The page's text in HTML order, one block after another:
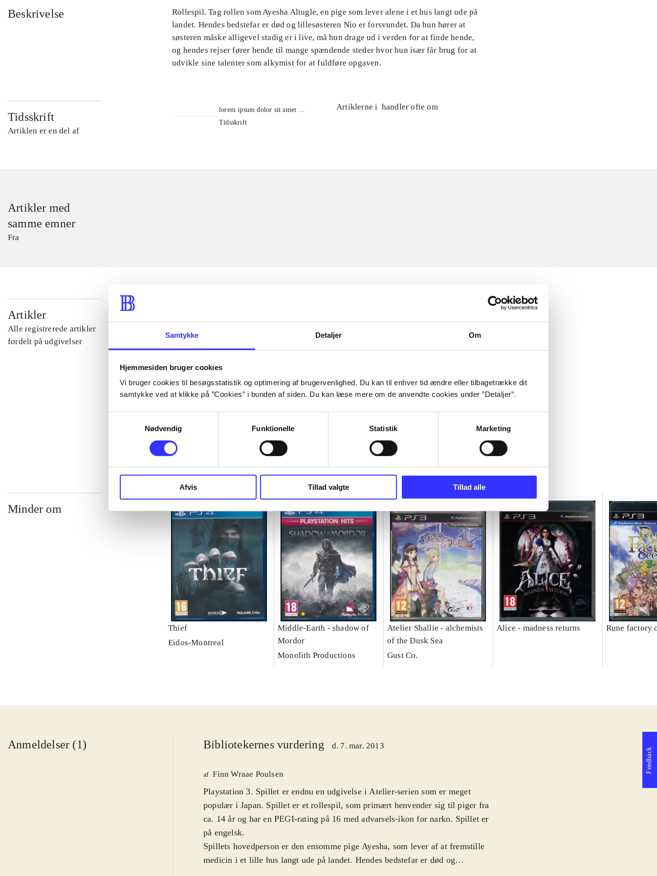
Samtykke Detaljer Om
Hjemmesiden bruger cookies
Vi bruger cookies til besøgsstatistik og optimering af brugervenlighed. Du kan til enhver tid ændre eller tilbagetrække dit
samtykke ved at klikke på ”Cookies” i bunden af siden. Du kan læse mere om de anvendte cookies under ”Detaljer”.
Nødvendig
Funktionelle Statistik Marketing
Afvis Tillad valgte Tillad alle
Beskrivelse
Rollespil. Tag rollen som Ayesha Altugle, en pige som lever alene i et hus langt ude på
landet. Hendes bedstefar er død og lillesøsteren Nio er forsvundet. Da hun hører at
søsteren måske alligevel stadig er i live, må hun drage ud i verden for at finde hende,
og hendes rejser fører hende til mange spændende steder hvor hun især får brug for at
udvikle sine talenter som alkymist for at fuldføre opgaven.
Tidsskrift
Artiklen er en del af
lorem ipsum dolor sit amet ...
Tidsskrift
Artiklerne i handler ofte om
Artikler med
samme emner
Fra
Artikler
Alle registrerede artikler
fordelt på udgivelser
...
...
...
Minder om
Thief
Eidos-Montreal
Middle-Earth - shadow of
Mordor
Monolith Productions
Atelier Shallie - alchemists
of the Dusk Sea
Gust Co.
Alice - madness returns Rune factory
Anmeldelser (1) Bibliotekernes vurdering d. 7. mar. 2013
af Finn Wraae Poulsen
Playstation 3. Spillet er endnu en udgivelse i Atelier-serien som er meget
populær i Japan. Spillet er et rollespil, som primært henvender sig til piger fra
ca. 14 år og har en PEGI-rating på 16 med advarsels-ikon for narko. Spillet er
på engelsk.
Spillets hovedperson er den ensomme pige Ayesha, som lever af at fremstille
medicin i et lille hus langt ude på landet. Hendes bedstefar er død og
Feedback